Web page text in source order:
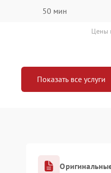
50 мин
Цены
Показать все услуги